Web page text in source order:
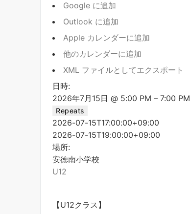
Google に追加
Outlook に追加
Apple カレンダーに追加
他のカレンダーに追加
XML ファイルとしてエクスポート
日時:
2026年7月15日 @ 5:00 PM – 7:00 PM
Repeats
2026-07-15T17:00:00+09:00
2026-07-15T19:00:00+09:00
場所:
安徳南小学校
U12
【U12クラス】